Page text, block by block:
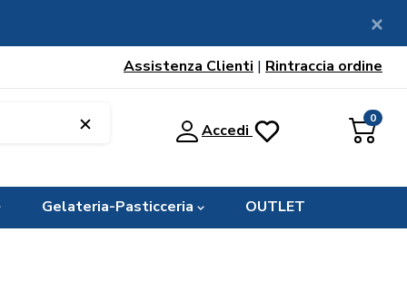
Assistenza Clienti | Rintraccia ordine
0
Accedi
Gelateria-Pasticceria OUTLET